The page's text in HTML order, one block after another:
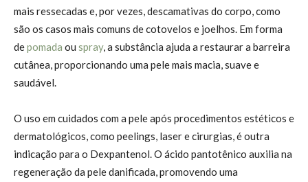
mais ressecadas e, por vezes, descamativas do corpo, como
são os casos mais comuns de cotovelos e joelhos. Em forma
depomada ou spray, a substância ajuda a restaurar a barreira
cutânea, proporcionando uma pele mais macia, suave e
saudável.
O uso em cuidados com a pele após procedimentos estéticos e
dermatológicos, como peelings, laser e cirurgias, é outra
indicação para o Dexpantenol. O ácido pantotênico auxilia na
regeneração da pele danificada, promovendo uma